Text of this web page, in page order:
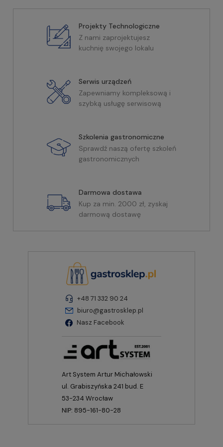
Projekty Technologiczne
Z nami zaprojektujesz
kuchnię swojego lokalu
Serwis urządzeń
Zapewniamy kompleksową i
szybką usługę serwisową
Szkolenia gastronomiczne
Sprawdź naszą ofertę szkoleń
gastronomicznych
Darmowa dostawa
Kup za min. 2000 zł, zyskaj
darmową dostawę
+48 71 332 90 24
biuro@gastrosklep.pl
Nasz Facebook
Art System Artur Michałowski
ul. Grabiszyńska 241 bud. E
53-234 Wrocław
NIP: 895-161-80-28